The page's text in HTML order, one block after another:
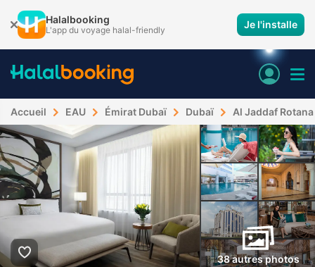
Halalbooking
L'app du voyage halal-friendly Je l'installe
Accueil EAU Émirat Dubaï Dubaï Al Jaddaf
38 autres photos